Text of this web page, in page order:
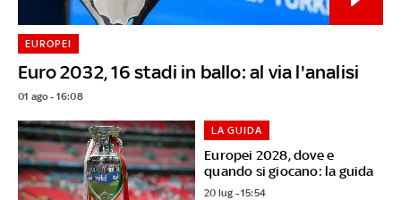
Euro 2032, 16 stadi in ballo: al via l'analisi
EUROPEI
01 ago - 16:08
Europei 2028, dove e
quando si giocano: la guida
LA GUIDA
20 lug - 15:54